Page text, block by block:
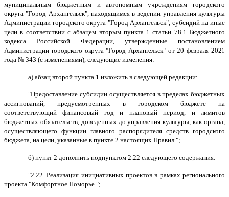
муниципальным бюджетным и автономным учреждениям городского
округа "Город Архангельск", находящимся в ведении управления культуры
Администрации городского округа "Город Архангельск", субсидий на иные
цели в соответствии с абзацем вторым пункта 1 статьи 78.1 Бюджетного
кодекса Российской Федерации, утвержденные постановлением
Администрации городского округа "Город Архангельск" от 20 февраля 2021
года№ 343 (с изменениями), следующие изменения:
а) абзац второй пункта 1 изложить в следующей редакции:
"Предоставление субсидии осуществляется в пределах бюджетных
ассигнований, предусмотренных в городском бюджете на
соответствующий финансовый год и плановый период, и лимитов
бюджетных обязательств, доведенных до управления культуры, как органа,
осуществляющего функции главного распорядителя средств городского
бюджета, на цели, указанные в пункте 2 настоящих Правил.";
б) пункт 2 дополнить подпунктом 2.22 следующего содержания:
"2.22. Реализация инициативных проектов в рамках регионального
проекта "Комфортное Поморье.";